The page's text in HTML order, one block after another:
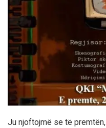
Ju njoftojmë se të premtën,